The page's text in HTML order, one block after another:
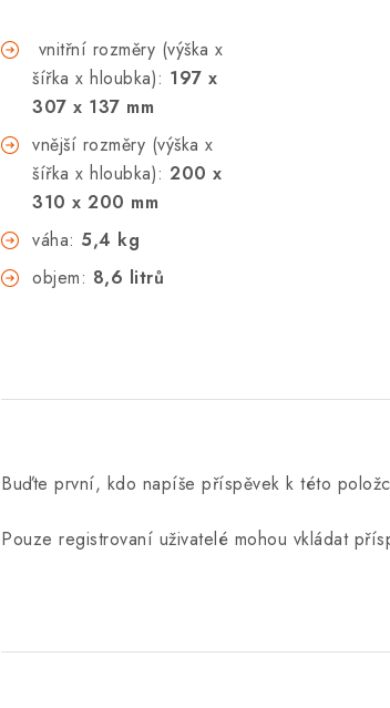
vnitřní rozměry (výška x
šířka x hloubka): 197 x
307 x 137 mm
vnější rozměry (výška x
šířka x hloubka): 200 x
310 x 200 mm
váha: 5,4 kg
objem: 8,6 litrů
Buďte první, kdo napíše příspěvek k této
Pouze registrovaní uživatelé mohou vkládat